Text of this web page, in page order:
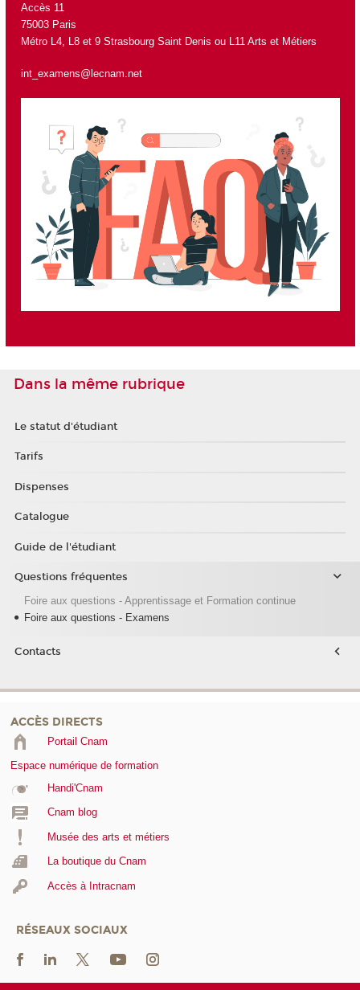
Accès 11
75003 Paris
Métro L4, L8 et 9 Strasbourg Saint Denis ou L11 Arts et Métiers
int_examens@lecnam.net
Dans la même rubrique
Le statut d'étudiant
Tarifs
Dispenses
Catalogue
Guide de l'étudiant
Questions fréquentes
Foire aux questions - Apprentissage et Formation continue
Foire aux questions - Examens
Contacts
ACCÈS DIRECTS
Portail Cnam
Espace numérique de formation
Handi'Cnam
Cnam blog
Musée des arts et métiers
La boutique du Cnam
Accès à Intracnam
RÉSEAUX SOCIAUX